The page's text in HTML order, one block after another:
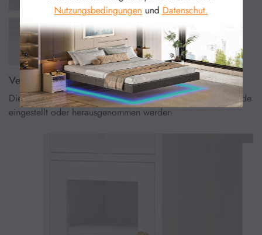
Verstellbare Schubladenteiler
Die Schubladenteiler können je nach Größe der Gegenstände
eingestellt oder herausgenommen werden
Nutzungsbedingungenund Datenschut.